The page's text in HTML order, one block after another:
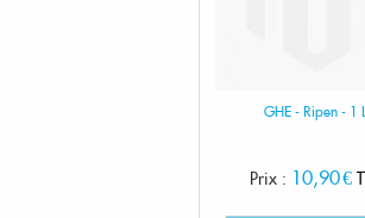
GHE - Ripen - 1
Prix : 10,90 €